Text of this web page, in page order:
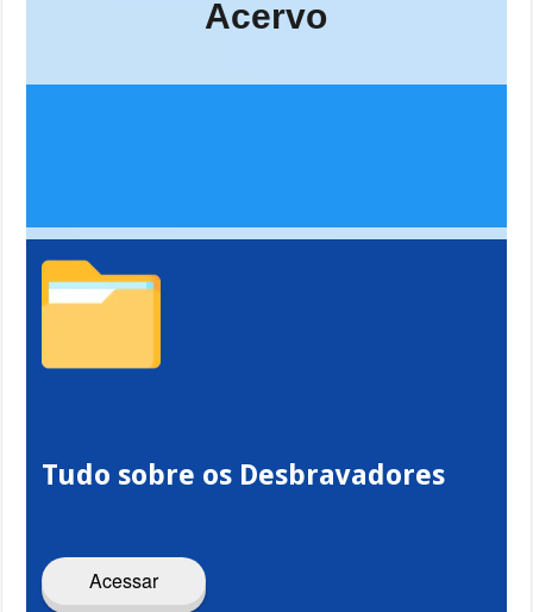
Acervo
Tudo sobre os Desbravadores
Acessar